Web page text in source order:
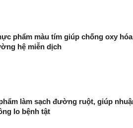
phẩm màu tím giúp chống oxy
hệ miễn dịch
làm sạch đường ruột, giúp
lo bệnh tật